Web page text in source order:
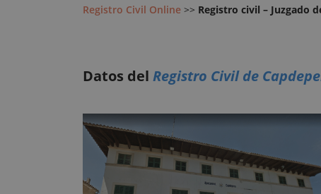
Registro Civil Online >> Registro civil – Juzgado
Datos del Registro Civil de